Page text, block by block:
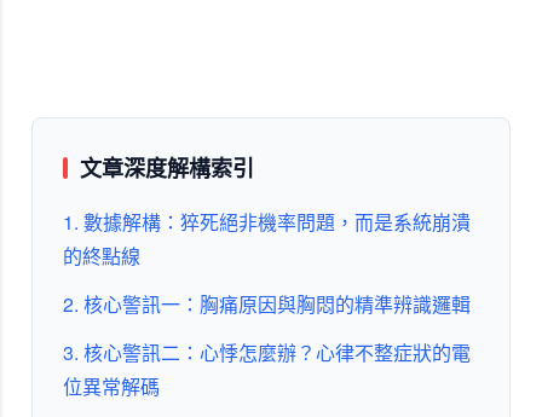
文章深度解構索引
1. 數據解構：猝死絕非機率問題，而是系統崩潰
的終點線
2. 核心警訊一：胸痛原因與胸悶的精準辨識邏輯
3. 核心警訊二：心悸怎麼辦？心律不整症狀的電
位異常解碼